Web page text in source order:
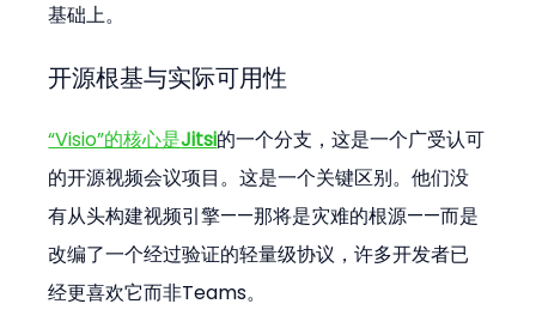
基础上。
开源根基与实际可用性
“Visio”的核心是Jitsi的一个分支，这是一个广受认可
的开源视频会议项目。这是一个关键区别。他们没
有从头构建视频引擎——那将是灾难的根源——而是
改编了一个经过验证的轻量级协议，许多开发者已
经更喜欢它而非Teams。